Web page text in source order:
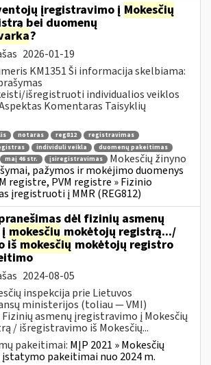
įregistravimo į Mokesčių
bei duomenų
?
2026-01-19
KM1351 Ši informacija skelbiama:
išregistruoti individualios veiklos
Komentaras Taisyklių
notaras reg812
registravimas
individuli veikla
duomenų pakeitimas
maį 46 str. įsiregistravimas
Mokesčių žinyno
pažymos ir mokėjimo duomenys
registre, PVM registre » Fizinio
įregistruoti į MMR (REG812)
dėl fizinių asmenų
mokesčių mokėtojų registrą.../
išmokesčių mokėtojų registro
2024-08-05
inspekcija prie Lietuvos
ministerijos (toliau — VMI)
asmenų įregistravimo į Mokesčių
/ išregistravimo iš Mokesčių...
pakeitimai: MĮP 2021 » Mokesčių
pakeitimai nuo 2024 m.